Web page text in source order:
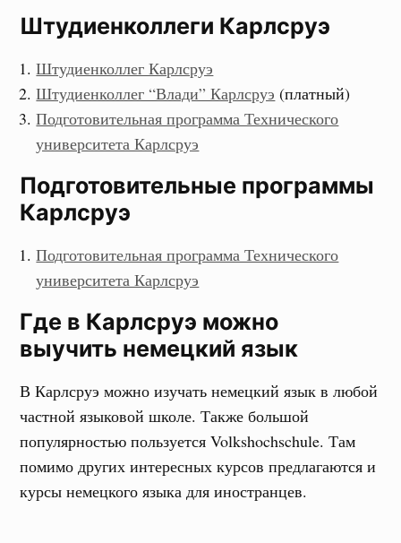
Штудиенколлеги Карлсруэ
Штудиенколлег Карлсруэ
Штудиенколлег “Влади” Карлсруэ (платный)
Подготовительная программа Технического
университета Карлсруэ
Подготовительные программы
Карлсруэ
Подготовительная программа Технического
университета Карлсруэ
Где в Карлсруэ можно
выучить немецкий язык
В Карлсруэ можно изучать немецкий язык в любой
частной языковой школе. Также большой
популярностью пользуется Volkshochschule. Там
помимо других интересных курсов предлагаются и
курсы немецкого языка для иностранцев.